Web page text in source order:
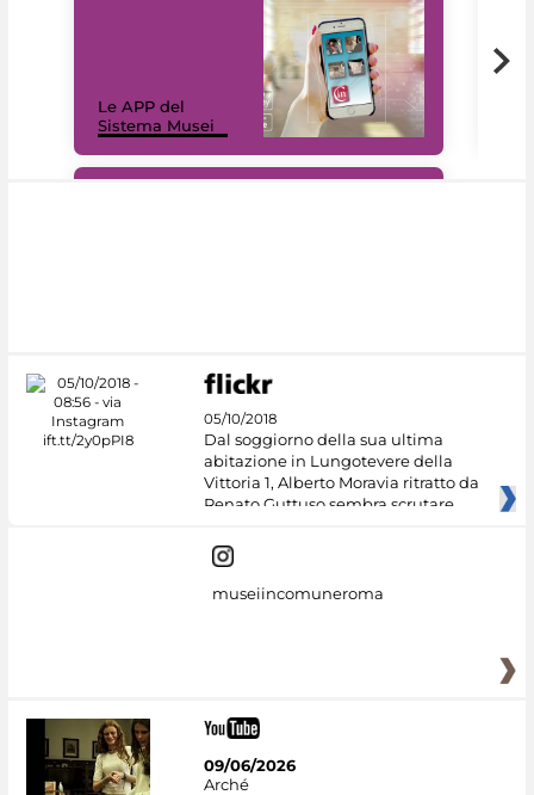
Le APP del
Sistema Musei
05/10/2018
Dal soggiorno della sua ultima
abitazione in Lungotevere della
Vittoria 1, Alberto Moravia ritratto da
Renato Guttuso sembra scrutare
museiincomuneroma
09/06/2026
Arché